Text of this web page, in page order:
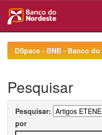
navigationDSpace - BNB - Banco
Pesquisar
Pesquisar:
por